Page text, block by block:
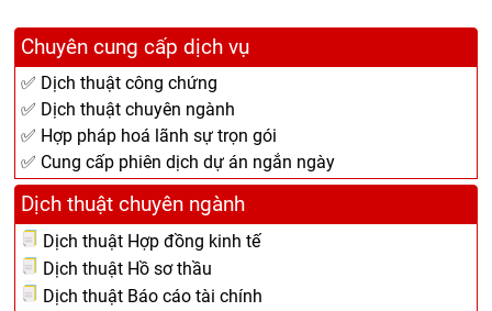
Chuyên cung cấp dịch vụ
✅ Dịch thuật công chứng
✅ Dịch thuật chuyên ngành
✅ Hợp pháp hoá lãnh sự trọn gói
✅ Cung cấp phiên dịch dự án ngắn ngày
Dịch thuật chuyên ngành
Dịch thuật Hợp đồng kinh tế
Dịch thuật Hồ sơ thầu
Dịch thuật Báo cáo tài chính